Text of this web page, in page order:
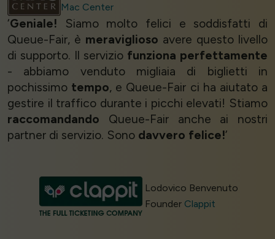
Mac Center
‘Geniale! Siamo molto felici e soddisfatti di
Queue-Fair, è meraviglioso avere questo livello
di supporto. Il servizio funziona perfettamente
- abbiamo venduto migliaia di biglietti in
pochissimo tempo, e Queue-Fair ci ha aiutato a
gestire il traffico durante i picchi elevati! Stiamo
raccomandando Queue-Fair anche ai nostri
partner di servizio. Sono davvero felice!’
Lodovico Benvenuto
Founder Clappit